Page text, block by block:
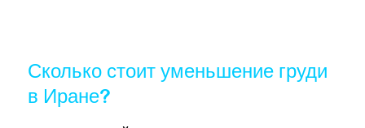
Сколько стоит уменьшение груди
в Иране?